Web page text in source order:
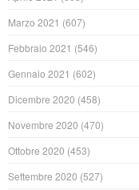
Marzo 2021 (607)
Febbraio 2021 (546)
Gennaio 2021 (602)
Dicembre 2020 (458)
Novembre 2020 (470)
Ottobre 2020 (453)
Settembre 2020 (527)